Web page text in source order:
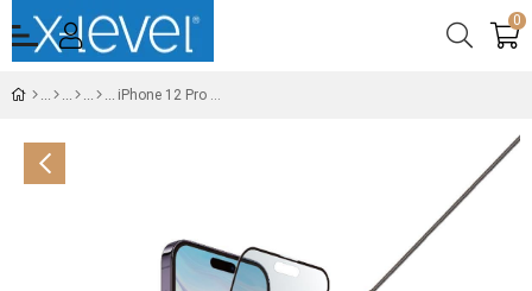
0
iPhone 12 Pro Max X-Bufferglass Temperli 9D Cam Ekran Koruyucu